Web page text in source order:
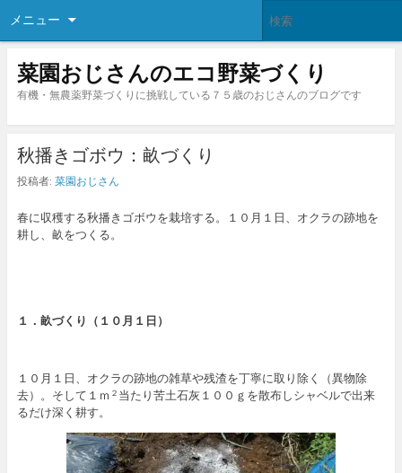
メニュー
菜園おじさんのエコ野菜づくり
有機・無農薬野菜づくりに挑戦している７５歳のおじさんのブログです
秋播きゴボウ：畝づくり
投稿者: 菜園おじさん
春に収穫する秋播きゴボウを栽培する。１０月１日、オクラの跡地を
耕し、畝をつくる。
１．畝づくり（１０月１日）
１０月１日、オクラの跡地の雑草や残渣を丁寧に取り除く（異物除
去）。そして１ｍ ２ 当たり苦土石灰１００ｇを散布しシャベルで出来
るだけ深く耕す。